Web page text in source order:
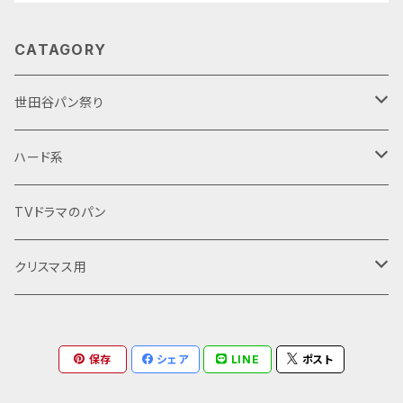
CATAGORY
世田谷パン祭り
クリスマス用
シュトーレン
クグロフ
バゲット
菓子パン
食パン系
デニッシュ
ハード系
バゲット
ライ麦系
TVドラマのパン
クリスマス用
クグロフ
保存 シェア LINE ポスト